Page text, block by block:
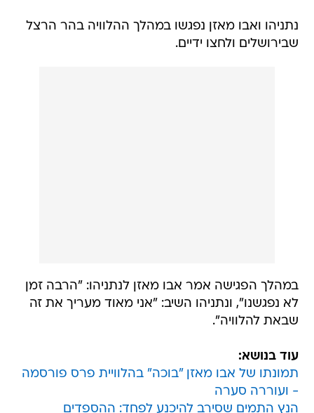
נתניהו ואבו מאזן נפגשו במהלך ההלוויה בהר הרצל
שבירושלים ולחצו ידיים.
במהלך הפגישה אמר אבו מאזן לנתניהו: "הרבה זמן
לא נפגשנו", ונתניהו השיב: "אני מאוד מעריך את זה
שבאת להלוויה".
עוד בנושא:
תמונתו של אבו מאזן "בוכה" בהלוויית פרס פורסמה
- ועוררה סערה
הנץ התמים שסירב להיכנע לפחד: ההספדים